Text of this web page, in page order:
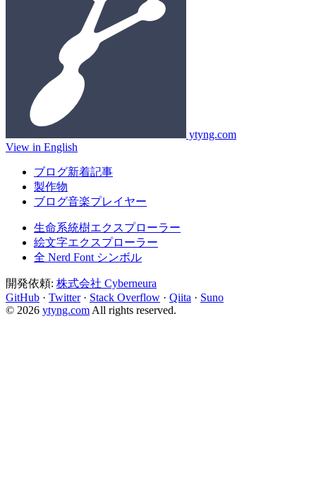
ytyng.com
View in English
ブログ新着記事
製作物
ブログ音楽プレイヤー
生命系統樹エクスプローラー
絵文字エクスプローラー
全 Nerd Font シンボル
開発依頼: 株式会社 Cyberneura
GitHub · Twitter · Stack Overflow · Qiita · Suno
© 2026 ytyng.com All rights reserved.